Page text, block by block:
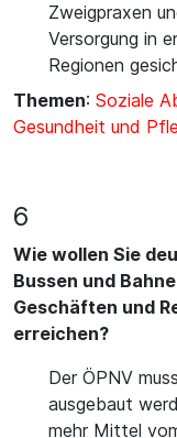
Zweigpraxen
Versorgung in
Regionen
Themen: Soziale
Gesundheit und
6
Wie wollen Sie
Bussen und
Geschäften und
erreichen?
Der ÖPNV
ausgebaut
mehr Mittel